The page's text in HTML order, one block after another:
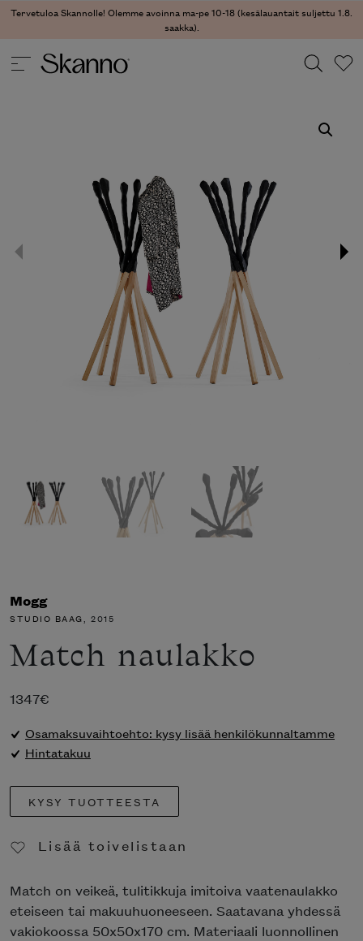
Tervetuloa Skannolle! Olemme avoinna ma-pe 10-18 (kesälauantait suljettu 1.8.
saakka).
Mogg
STUDIO BAAG, 2015
Match naulakko
1347€
Osamaksuvaihtoehto: kysy lisää henkilökunnaltamme
Hintatakuu
KYSY TUOTTEESTA
Lisää toivelistaan
Match on veikeä, tulitikkuja imitoiva vaatenaulakko
eteiseen tai makuuhuoneeseen. Saatavana yhdessä
vakiokoossa 50x50x170 cm. Materiaali luonnollinen